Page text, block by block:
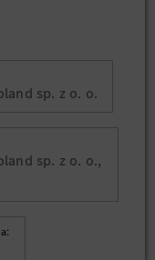
sp. z o. o.
sp. z o. o.,